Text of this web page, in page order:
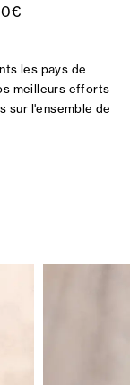
les pays de
meilleurs efforts
sur l'ensemble de